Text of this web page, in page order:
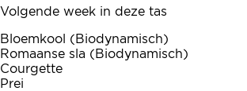
Volgende week in deze tas
Bloemkool (Biodynamisch)
Romaanse sla (Biodynamisch)
Courgette
Prei